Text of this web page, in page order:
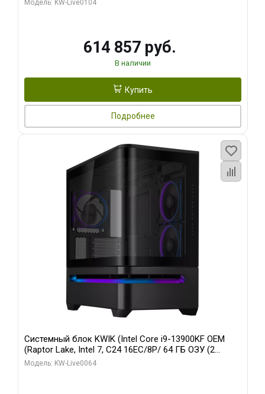
Модель: KW-Live0104
614 857 руб.
В наличии
Купить
Подробнее
Системный блок KWIK (Intel Core i9-13900KF OEM
(Raptor Lake, Intel 7, C24 16EC/8P/ 64 ГБ ОЗУ (2
модуля)/ ASUS RTX5080 PROART OC 16GB GDDR7
Модель: KW-Live0064